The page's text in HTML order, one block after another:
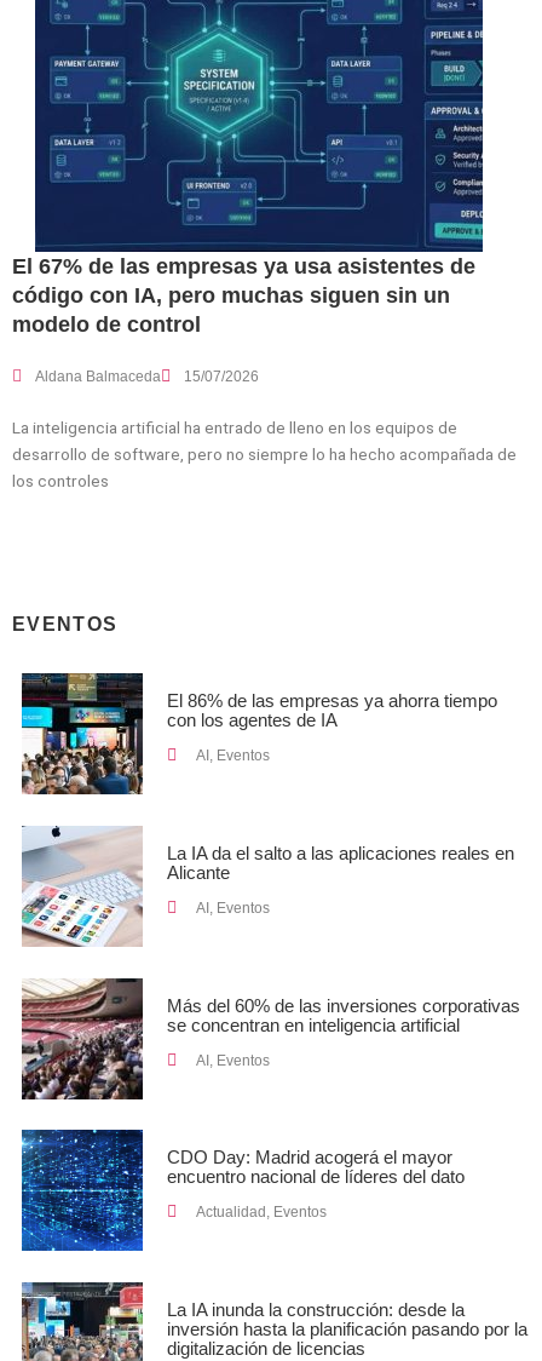
El 67% de las empresas ya usa asistentes de
código con IA, pero muchas siguen sin un
modelo de control
Aldana Balmaceda 15/07/2026
La inteligencia artificial ha entrado de lleno en los equipos de
desarrollo de software, pero no siempre lo ha hecho acompañada de
los controles
EVENTOS
El 86% de las empresas ya ahorra tiempo
con los agentes de IA
AI , Eventos
La IA da el salto a las aplicaciones reales en
Alicante
AI , Eventos
Más del 60% de las inversiones corporativas
se concentran en inteligencia artificial
AI Eventos
CDO Day: Madrid acogerá el mayor
encuentro nacional de líderes del dato
Actualidad , Eventos
La IA inunda la construcción: desde la
inversión hasta la planificación pasando por la
digitalización de licencias